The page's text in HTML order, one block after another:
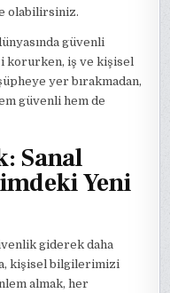
olabilirsiniz.
güvenli
korurken, iş ve kişisel
yer bırakmadan,
güvenli hem de
Sanal
Yeni
giderek daha
kişisel bilgilerimizi
almak, her